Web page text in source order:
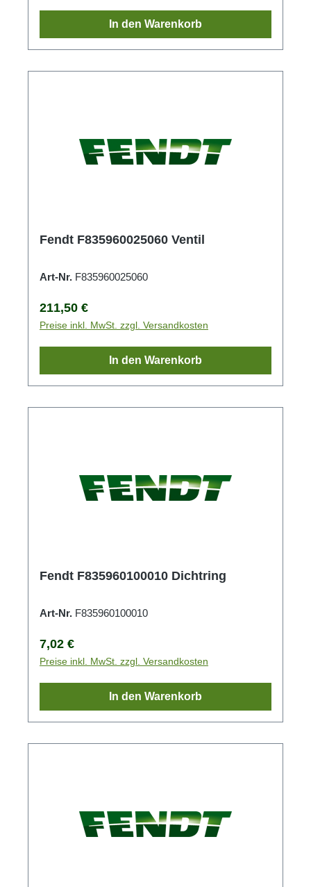
In den Warenkorb
Fendt F835960025060 Ventil
Art-Nr. F835960025060
Regulärer Preis:
211,50 €
Preise inkl. MwSt. zzgl. Versandkosten
In den Warenkorb
Fendt F835960100010 Dichtring
Art-Nr. F835960100010
Regulärer Preis:
7,02 €
Preise inkl. MwSt. zzgl. Versandkosten
In den Warenkorb